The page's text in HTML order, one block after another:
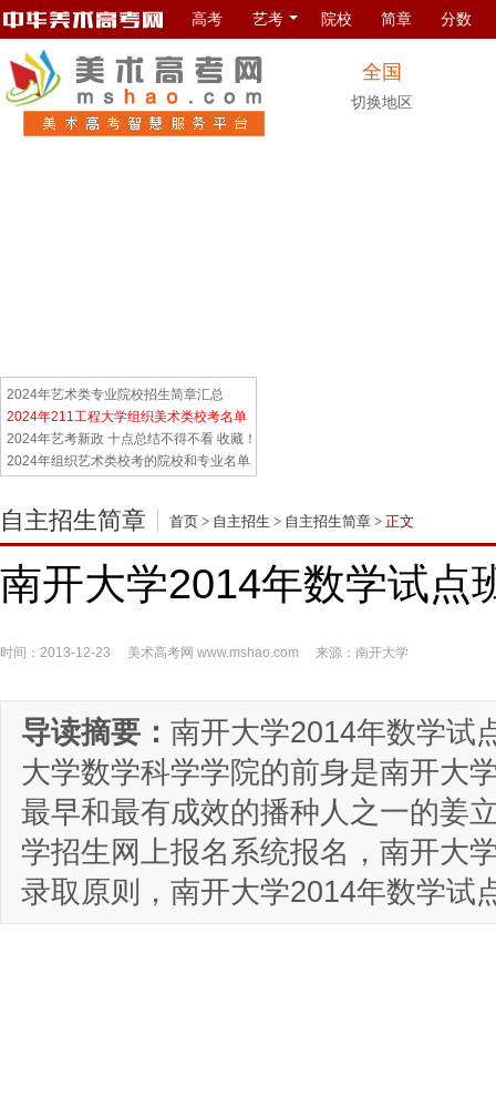
高考 艺考 院校 简章 分数
全国
切换地区
2024年艺术类专业院校招生简章汇总
2024年211工程大学组织美术类校考名单
2024年艺考新政 十点总结不得不看 收藏！
2024年组织艺术类校考的院校和专业名单
自主招生简章 首页 > 自主招生 > 自主招生简章 > 正文
南开大学2014年数学试点
时间：2013-12-23 美术高考网 www.mshao.com 来源：南开大学
导读摘要： 南开大学2014年数学试
大学数学科学学院的前身是南开大
最早和最有成效的播种人之一的姜
学招生网上报名系统报名，南开大
录取原则，南开大学2014年数学试